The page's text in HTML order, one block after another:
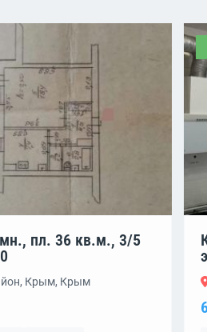
пл. 36 кв.м., 3/5
Крым, Крым